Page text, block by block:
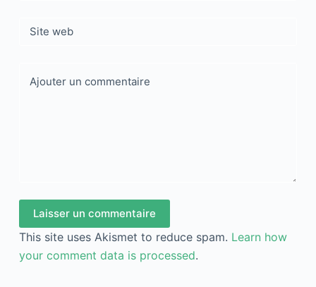
Site web
Ajouter un commentaire
Laisser un commentaire
This site uses Akismet to reduce spam. Learn how
your comment data is processed.